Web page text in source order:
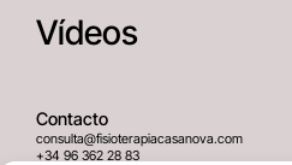
Vídeos
Contacto
consulta@fisioterapiacasanova.com
+34 96 362 28 83